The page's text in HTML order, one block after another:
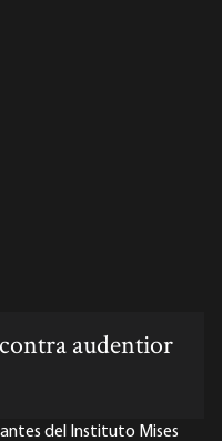
audentior
del Instituto Mises